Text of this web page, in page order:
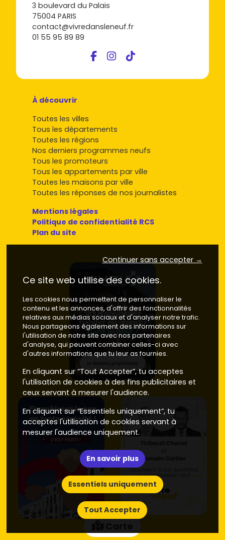
3 boulevard du Palais
75004 PARIS
contact@vivredansleneuf.fr
01 55 95 89 89
À découvrir
Toutes les villes
Tous les départements
Toutes les régions
Nos derniers programmes neufs
Tous les promoteurs
Tous les appartements par ville
Toutes les maisons par ville
Toutes les réponses de nos journalistes
Mentions légales
Politique de confidentialité RCS
Plan du site
Continuer sans accepter →
Ce site web utilise des cookies.
Les cookies nous permettent de personnaliser le
contenu et les annonces, d'offrir des fonctionnalités
relatives aux médias sociaux et d'analyser notre trafic.
Nous partageons également des informations sur
l'utilisation de notre site avec nos partenaires
d'analyse, qui peuvent combiner celles-ci avec
d'autres informations que tu leur as fournies.
En cliquant sur “Tout Accepter”, tu acceptes
l'utilisation de cookies à des fins publicitaires et
ceux servant à mesurer l'audience.
En cliquant sur “Essentiels uniquement”, tu
acceptes l'utilisation de cookies servant à
mesurer l'audience uniquement.
En savoir plus
Essentiels uniquement
Tout Accepter